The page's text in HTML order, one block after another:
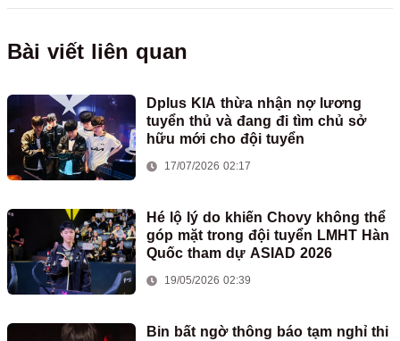
Bài viết liên quan
Dplus KIA thừa nhận nợ lương
tuyển thủ và đang đi tìm chủ sở
hữu mới cho đội tuyển
17/07/2026 02:17
Hé lộ lý do khiến Chovy không thể
góp mặt trong đội tuyển LMHT Hàn
Quốc tham dự ASIAD 2026
19/05/2026 02:39
Bin bất ngờ thông báo tạm nghỉ thi